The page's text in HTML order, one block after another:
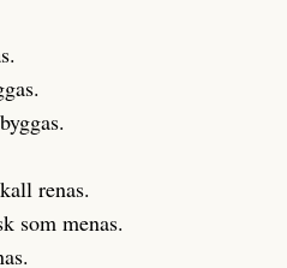
renas.
som menas.